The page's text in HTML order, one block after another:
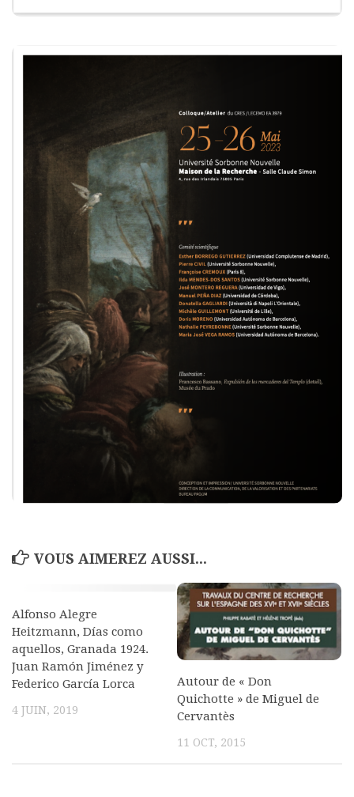
VOUS AIMEREZ AUSSI...
Alfonso Alegre
Heitzmann, Días como
aquellos, Granada 1924.
Juan Ramón Jiménez y
Federico García Lorca
4 JUIN, 2019
Autour de « Don
Quichotte » de Miguel de
Cervantès
11 OCT, 2015